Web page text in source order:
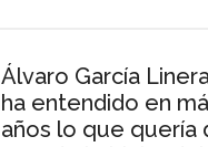
Álvaro García
ha entendido en
años lo que quería